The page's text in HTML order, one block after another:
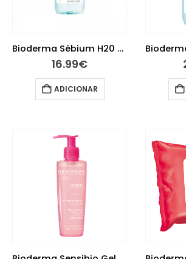
Bioderma Sébium H20 Água Micelar 250ml
16.99€
ADICIONAR